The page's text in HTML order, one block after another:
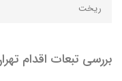
ریخت
بررسی تبعات اقدام